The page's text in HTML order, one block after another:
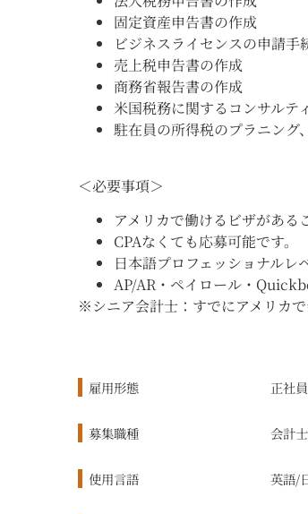
固定資産申告書の作成
ビジネスライセンスの申請手
売上税申告書の作成
商務省報告書の作成
米国税務に関するコンサルテ
駐在員の所得税のプラニング
＜必要事項＞
アメリカで働けるビザがある
CPAなくても応募可能です。
日本語プロフェッショナルレ
AP/AR・ペイロール・
※シニア会計士：すでにアメリカ
雇用形態 正社員
募集職種 会計士
使用言語 英語/